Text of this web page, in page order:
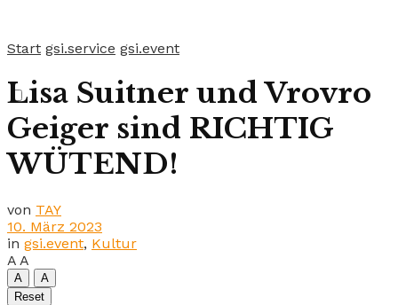
Start gsi.service gsi.event
Lisa Suitner und Vrovro
Geiger sind RICHTIG
WÜTEND!
von TAY
10. März 2023
in gsi.event, Kultur
A A
A
A
Reset